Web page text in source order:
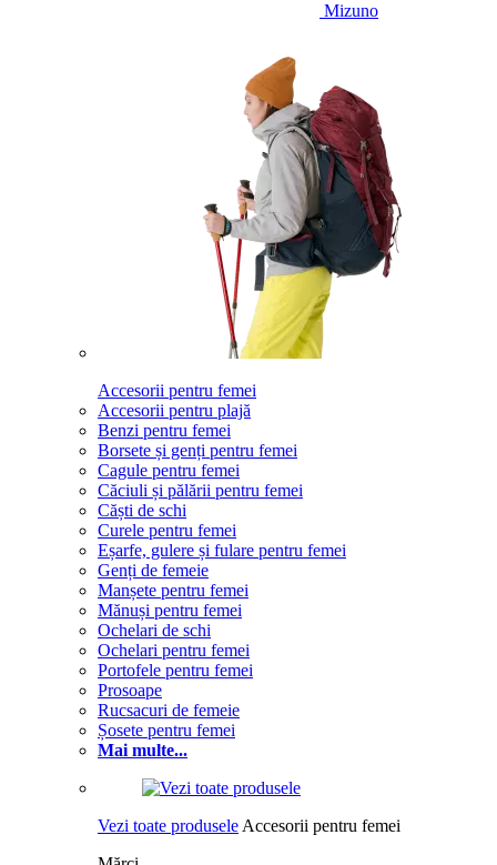
Mizuno
Accesorii pentru femei
Accesorii pentru plajă
Benzi pentru femei
Borsete și genți pentru femei
Cagule pentru femei
Căciuli și pălării pentru femei
Căști de schi
Curele pentru femei
Eșarfe, gulere și fulare pentru femei
Genți de femeie
Manșete pentru femei
Mănuși pentru femei
Ochelari de schi
Ochelari pentru femei
Portofele pentru femei
Prosoape
Rucsacuri de femeie
Șosete pentru femei
Mai multe...
Vezi toate produsele Accesorii pentru femei